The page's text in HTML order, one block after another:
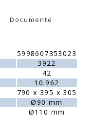
Documente
5998607353023
3922
42
10.962
790 x 395 x 305
Ø90 mm
Ø110 mm